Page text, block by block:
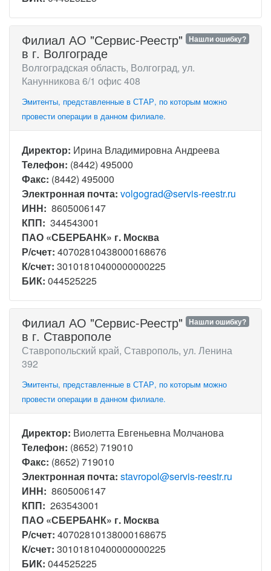
Нашли ошибку?
Филиал АО "Сервис-Реестр"
в г. Волгограде
Волгоградская область, Волгоград, ул.
Канунникова 6/1 офис 408
Эмитенты, представленные в СТАР, по которым можно
провести операции в данном филиале.
Директор: Ирина Владимировна Андреева
Телефон: (8442) 495000
Факс: (8442) 495000
Электронная почта: volgograd@servis-reestr.ru
ИНН: 8605006147
КПП: 344543001
ПАО «СБЕРБАНК» г. Москва
Р/счет: 40702810438000168676
К/счет: 30101810400000000225
БИК: 044525225
Нашли ошибку?
Филиал АО "Сервис-Реестр"
в г. Ставрополе
Ставропольский край, Ставрополь, ул. Ленина
392
Эмитенты, представленные в СТАР, по которым можно
провести операции в данном филиале.
Директор: Виолетта Евгеньевна Молчанова
Телефон: (8652) 719010
Факс: (8652) 719010
Электронная почта: stavropol@servis-reestr.ru
ИНН: 8605006147
КПП: 263543001
ПАО «СБЕРБАНК» г. Москва
Р/счет: 40702810138000168675
К/счет: 30101810400000000225
БИК: 044525225